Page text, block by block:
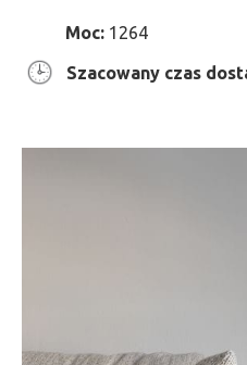
Moc: 1264
Szacowany czas